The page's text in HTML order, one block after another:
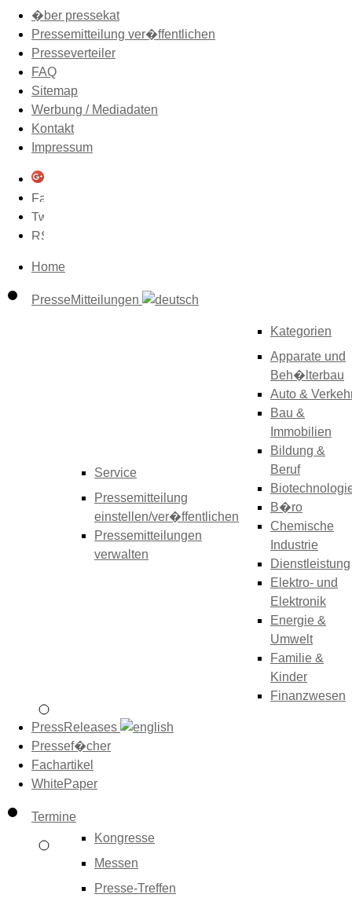
�ber pressekat
Pressemitteilung ver�ffentlichen
Presseverteiler
FAQ
Sitemap
Werbung / Mediadaten
Kontakt
Impressum
Home
PresseMitteilungen
Service
Pressemitteilung
einstellen/ver�ffentlichen
Pressemitteilungen
verwalten
Kategorien
Apparate und
Beh�lterbau
Auto &
Bau &
Immobilien
Bildung &
Beruf
B�ro
Chemische
Industrie
Dienstleistung
Elektro- und
Elektronik
Energie &
Umwelt
Familie &
Kinder
Finanzwesen
PressReleases
Pressef�cher
Fachartikel
WhitePaper
Termine
Kongresse
Messen
Presse-Treffen